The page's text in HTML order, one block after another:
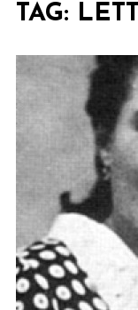
TAG: